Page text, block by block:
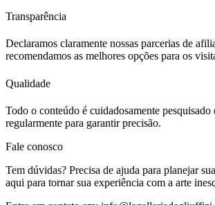
Transparência
Declaramos claramente nossas parcerias de
recomendamos as melhores opções para os
Qualidade
Todo o conteúdo é cuidadosamente pesquisado
regularmente para garantir precisão.
Fale conosco
Tem dúvidas? Precisa de ajuda para planejar
aqui para tornar sua experiência com a arte